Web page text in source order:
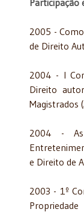
2005 -
de Direito
2004 - I
Direito
Magistrados
2004 -
e Direito de
2003 - 1º